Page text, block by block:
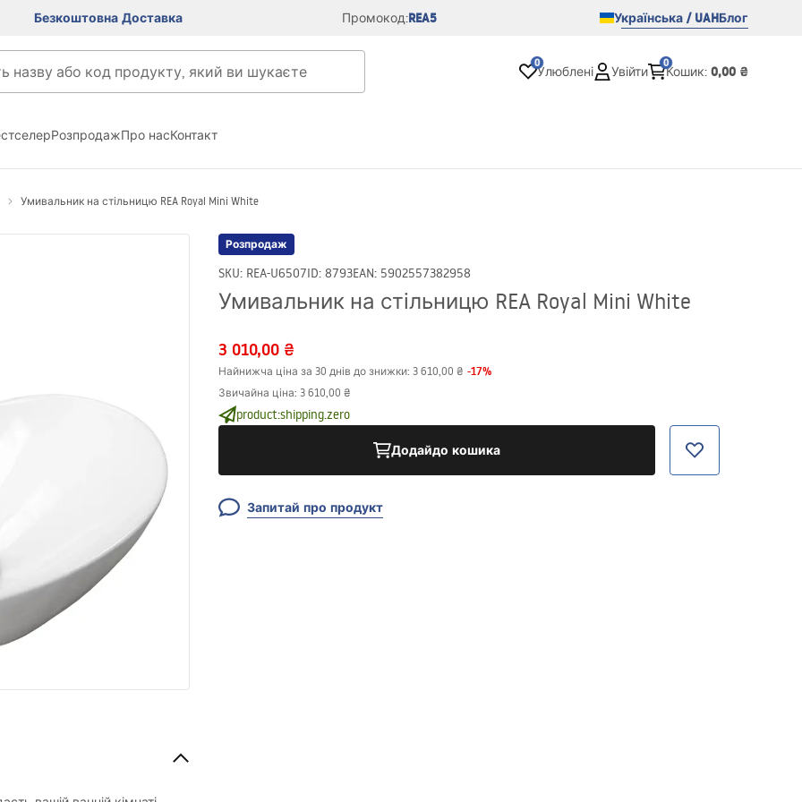
Безкоштовна Доставка Промокод:REA5 Українська / UAHБлог
0
Улюблені Увійти
0
Кошик: 0,00 ₴
РозпродажПро насКонтакт
Умивальник на стільницю REA Royal Mini White
Розпродаж
SKU: REA-U6507ID: 8793EAN: 5902557382958
Умивальник на стільницю REA Royal Mini White
3 010,00 ₴
Найнижча ціна за 30 днів до знижки: 3 610,00 ₴ -17%
Звичайна ціна: 3 610,00 ₴
product:shipping.zero
Додайдо кошика
Запитай про продукт